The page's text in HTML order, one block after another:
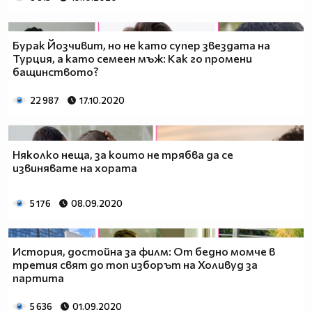
Бурак Йозчивит, но не като супер звездата на
Турция, а като семеен мъж: Как го промени
бащинството?
22 987 17.10.2020
Няколко неща, за които не трябва да се
извинявате на хората
5 176 08.09.2020
История, достойна за филм: От бедно момче в
третия свят до топ изборът на Холивуд за
партита
5 636 01.09.2020